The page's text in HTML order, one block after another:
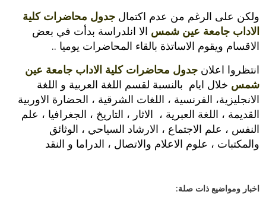
ولكن على الرغم من عدم اكتمالجدول محاضرات كلية
الاداب جامعة عين شمس الا انلدراسة بدأت في بعض
الاقسام ويقوم الاساتذة بالقاء المحاضرات يوميا ..
انتظروا اعلانجدول محاضرات كلية الاداب جامعة عين
شمس خلال ايام بالنسبة لقسم اللغة العربية و اللغة
الانجليزية، الفرنسية ، اللغات الشرقية ، الحضارة الاوربية
القديمة ، اللغة العبرية ، الاثار ، التاريخ ، الجغرافيا ، علم
النفس ، علم الاجتماع ، الارشاد السياحي ، الوثائق
والمكتبات ، علوم الاعلام والاتصال ، الدراما و النقد
اخبار ومواضيع ذات صلة: